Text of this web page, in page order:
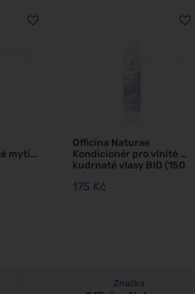
mytí
Officina Naturae
Kondicionér pro vlnité a
kudrnaté vlasy BIO (150
ml)
175 Kč
Značka